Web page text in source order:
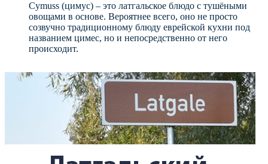
Cymuss (цимус) – это латгальское блюдо с тушёными
овощами в основе. Вероятнее всего, оно не просто
созвучно традиционному блюду еврейской кухни под
названием цимес, но и непосредственно от него
происходит.